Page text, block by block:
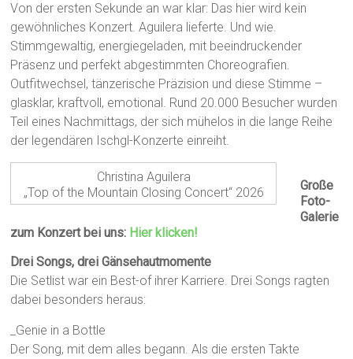
Von der ersten Sekunde an war klar: Das hier wird kein
gewöhnliches Konzert. Aguilera lieferte. Und wie.
Stimmgewaltig, energiegeladen, mit beeindruckender
Präsenz und perfekt abgestimmten Choreografien.
Outfitwechsel, tänzerische Präzision und diese Stimme –
glasklar, kraftvoll, emotional. Rund 20.000 Besucher wurden
Teil eines Nachmittags, der sich mühelos in die lange Reihe
der legendären Ischgl-Konzerte einreiht.
Christina Aguilera
„Top of the Mountain Closing Concert“ 2026
Große
Foto-
Galerie
zum Konzert bei uns: Hier klicken!
Drei Songs, drei Gänsehautmomente
Die Setlist war ein Best-of ihrer Karriere. Drei Songs ragten
dabei besonders heraus:
_Genie in a Bottle
Der Song, mit dem alles begann. Als die ersten Takte